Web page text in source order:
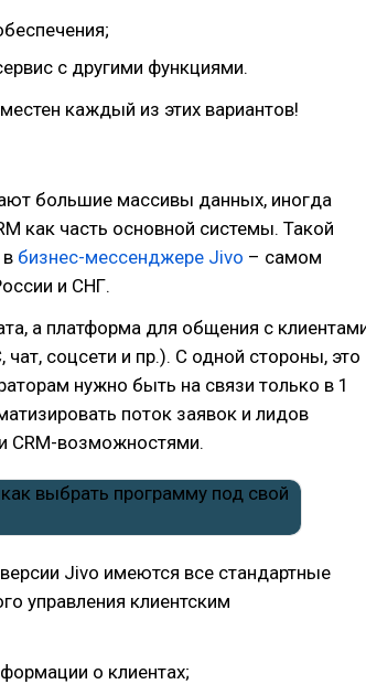
с другими функциями.
каждый из этих вариантов!
большие массивы данных, иногда
как часть основной системы. Такой
бизнес-мессенджере Jivo – самом
и СНГ.
а платформа для общения с
соцсети и пр.). С одной стороны, это
нужно быть на связи только в 1
поток заявок и лидов
CRM-возможностями.
Jivo имеются все стандартные
управления клиентским
о клиентах;